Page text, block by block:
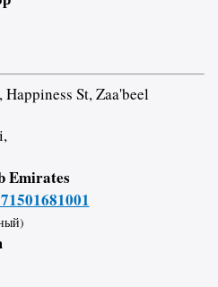
Happiness St, Zaa'beel
Emirates